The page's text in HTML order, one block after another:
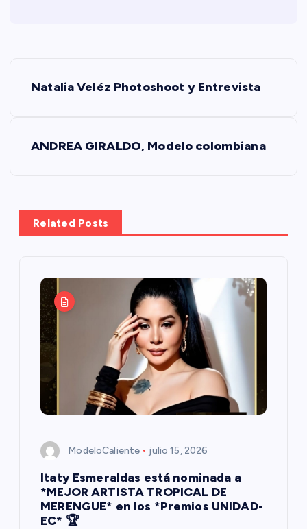
g
a
Natalia Veléz Photoshoot y Entrevista
ANDREA GIRALDO, Modelo colombiana
Related Posts
ModeloCaliente julio 15, 2026
Itaty Esmeraldas está nominada a
*MEJOR ARTISTA TROPICAL DE
MERENGUE* en los *Premios UNIDAD-
EC* 🏆